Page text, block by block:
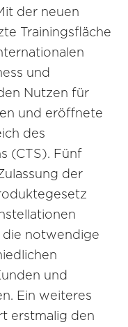
der neuen
Trainingsfläche
und
Nutzen für
und eröffnete
des
(CTS). Fünf
der
notwendige
und
Ein weiteres
erstmalig den